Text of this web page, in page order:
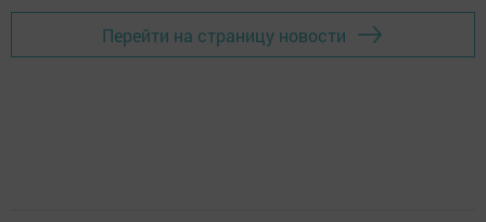
Перейти на страницу новости